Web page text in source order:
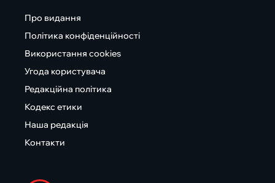
Про видання
Політика конфіденційності
Використання cookies
Угода користувача
Редакційна політика
Кодекс етики
Наша редакція
Контакти